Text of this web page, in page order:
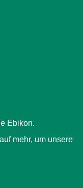
Ebikon.
mehr, um unsere